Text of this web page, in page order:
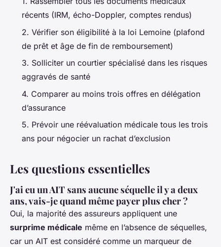
récents (IRM, écho-Doppler, comptes rendus)
2. Vérifier son éligibilité à la loi Lemoine (plafond
de prêt et âge de fin de remboursement)
3. Solliciter un courtier spécialisé dans les risques
aggravés de santé
4. Comparer au moins trois offres en délégation
d’assurance
5. Prévoir une réévaluation médicale tous les trois
ans pour négocier un rachat d’exclusion
Les questions essentielles
J'ai eu un AIT sans aucune séquelle il y a deux
ans, vais-je quand même payer plus cher ?
Oui, la majorité des assureurs appliquent une
surprime médicale même en l’absence de séquelles,
car un AIT est considéré comme un marqueur de